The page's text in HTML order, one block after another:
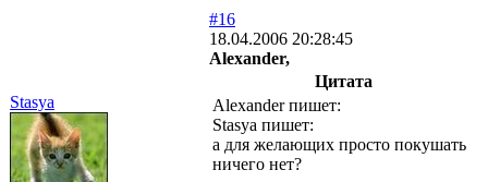
Stasya
#16
18.04.2006 20:28:45
Alexander,
Цитата
Alexander пишет:
Stasya пишет:
а для желающих просто покушать
ничего нет?